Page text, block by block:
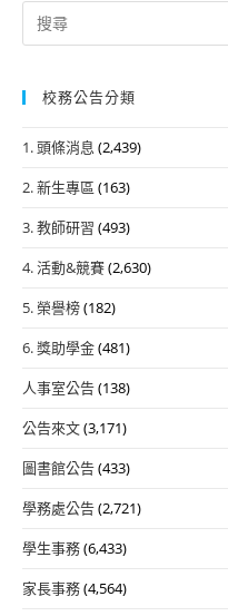
Search
for:
校務公告分類
1. 頭條消息 (2,439)
2. 新生專區 (163)
3. 教師研習 (493)
4. 活動&競賽(2,630)
5. 榮譽榜(182)
6. 獎助學金(481)
人事室公告(138)
公告來文(3,171)
圖書館公告(433)
學務處公告(2,721)
學生事務(6,433)
家長事務(4,564)